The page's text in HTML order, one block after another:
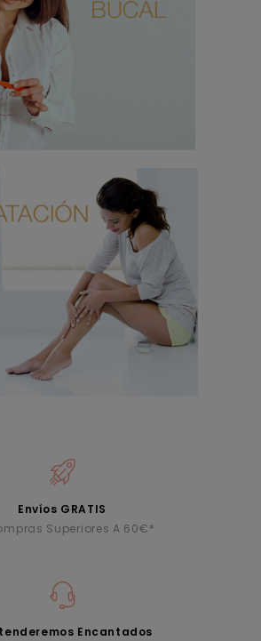
Envíos GRATIS
Superiores A 60€*
Encantados